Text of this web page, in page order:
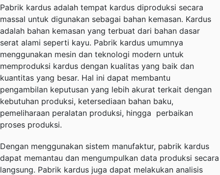
Pabrik kardus adalah tempat kardus diproduksi secara
massal untuk digunakan sebagai bahan kemasan. Kardus
adalah bahan kemasan yang terbuat dari bahan dasar
serat alami seperti kayu. Pabrik kardus umumnya
menggunakan mesin dan teknologi modern untuk
memproduksi kardus dengan kualitas yang baik dan
kuantitas yang besar. Hal ini dapat membantu
pengambilan keputusan yang lebih akurat terkait dengan
kebutuhan produksi, ketersediaan bahan baku,
pemeliharaan peralatan produksi, hingga perbaikan
proses produksi.
Dengan menggunakan sistem manufaktur, pabrik kardus
dapat memantau dan mengumpulkan data produksi secara
langsung. Pabrik kardus juga dapat melakukan analisis